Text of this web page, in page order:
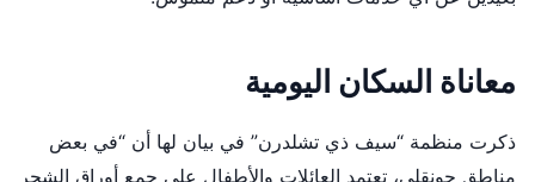
معاناة السكان اليومية
ذكرت منظمة “سيف ذي تشلدرن” في بيان لها أن “في بعض
مناطق جونقلي، تعتمد العائلات والأطفال على جمع أوراق الشجر